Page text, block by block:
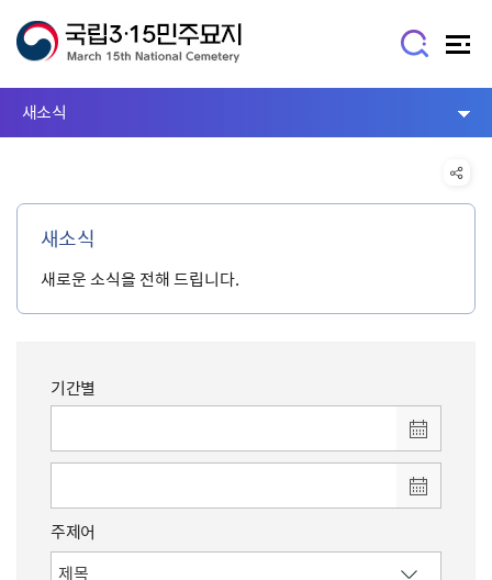
새소식
새소식
새로운 소식을 전해 드립니다.
기간별
주제어